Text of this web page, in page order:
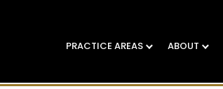
PRACTICE AREAS ABOUT